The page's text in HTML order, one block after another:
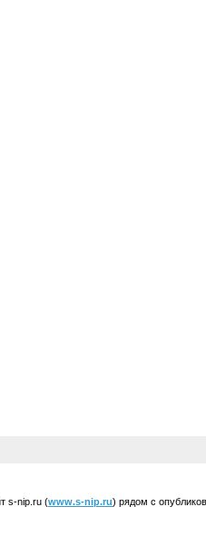
s-nip.ru (www.s-nip.ru) рядом с